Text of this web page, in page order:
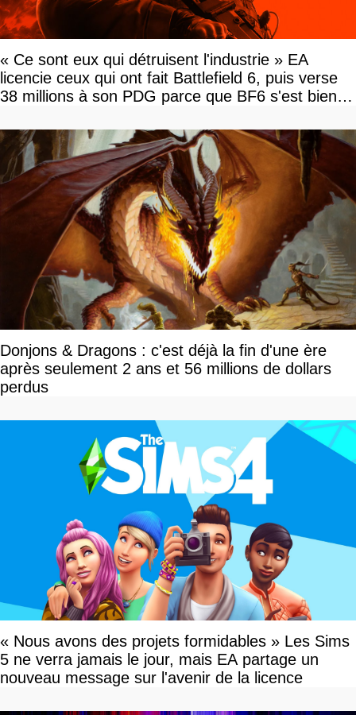
« Ce sont eux qui détruisent l'industrie » EA
licencie ceux qui ont fait Battlefield 6, puis verse
38 millions à son PDG parce que BF6 s'est bien
Donjons & Dragons : c'est déjà la fin d'une ère
après seulement 2 ans et 56 millions de dollars
perdus
« Nous avons des projets formidables » Les Sims
5 ne verra jamais le jour, mais EA partage un
nouveau message sur l'avenir de la licence